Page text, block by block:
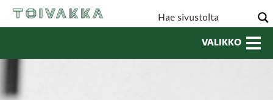
VALIKKO